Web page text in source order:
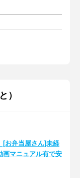
）
[お弁当屋さん]未経
マニュアル有で安